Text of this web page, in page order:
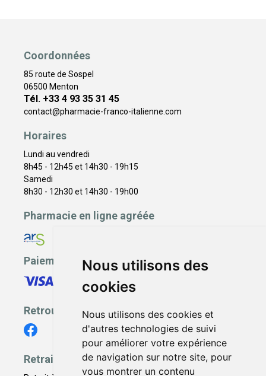
Nous utilisons des
cookies
Nous utilisons des cookies et
d'autres technologies de suivi
pour améliorer votre expérience
de navigation sur notre site, pour
vous montrer un contenu
Coordonnées
85 route de Sospel
06500 Menton
Tél. +33 4 93 35 31 45
contact@pharmacie-franco-italienne.com
Horaires
Lundi au vendredi
8h45 - 12h45 et 14h30 - 19h15
Samedi
8h30 - 12h30 et 14h30 - 19h00
Pharmacie en ligne agréée
Paiement sécurisé
Retrouvez-nous
Retrait - Livraison